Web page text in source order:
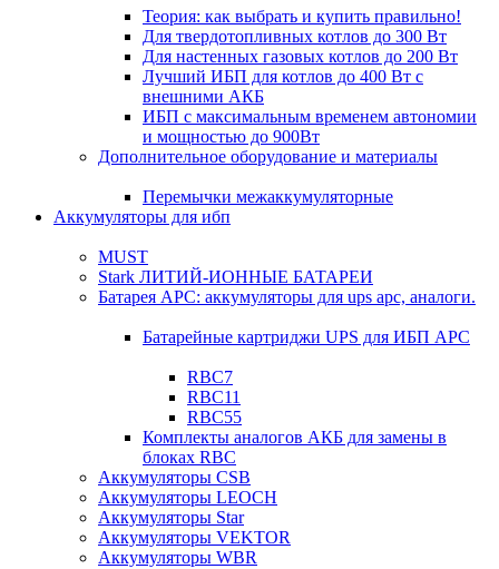
Теория: как выбрать и купить правильно!
Для твердотопливных котлов до 300 Вт
Для настенных газовых котлов до 200 Вт
Лучший ИБП для котлов до 400 Вт с
внешними АКБ
ИБП с максимальным временем автономии
и мощностью до 900Вт
Дополнительное оборудование и материалы
Перемычки межаккумуляторные
Аккумуляторы для ибп
MUST
Stark ЛИТИЙ-ИОННЫЕ БАТАРЕИ
Батарея APC: аккумуляторы для ups apc, аналоги.
Батарейные картриджи UPS для ИБП APC
RBC7
RBC11
RBC55
Комплекты аналогов АКБ для замены в
блоках RBC
Аккумуляторы CSB
Аккумуляторы LEOCH
Аккумуляторы Star
Аккумуляторы VEKTOR
Аккумуляторы WBR